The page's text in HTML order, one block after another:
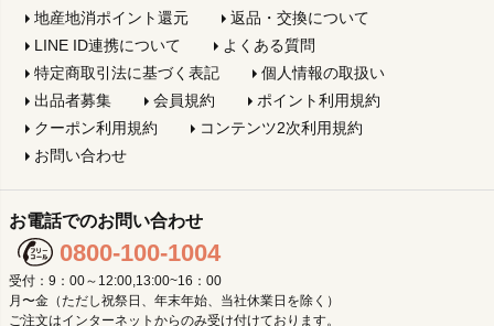
地産地消ポイント還元
返品・交換について
LINE ID連携について
よくある質問
特定商取引法に基づく表記
個人情報の取扱い
出品者募集
会員規約
ポイント利用規約
クーポン利用規約
コンテンツ2次利用規約
お問い合わせ
お電話でのお問い合わせ
0800-100-1004
受付：9：00～12:00,13:00~16：00
月〜金（ただし祝祭日、年末年始、当社休業日を除く）
ご注文はインターネットからのみ受け付けております。